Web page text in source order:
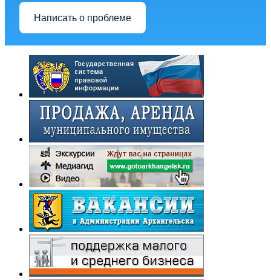
Написать о проблеме